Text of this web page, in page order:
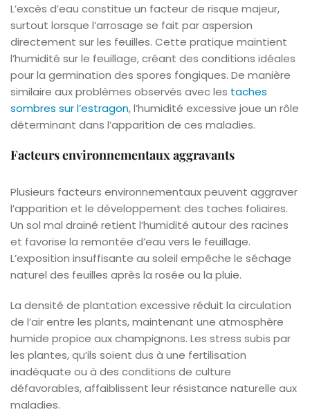
L’excès d’eau constitue un facteur de risque majeur,
surtout lorsque l’arrosage se fait par aspersion
directement sur les feuilles. Cette pratique maintient
l’humidité sur le feuillage, créant des conditions idéales
pour la germination des spores fongiques. De manière
similaire aux problèmes observés avec les taches
sombres sur l’estragon, l’humidité excessive joue un rôle
déterminant dans l’apparition de ces maladies.
Facteurs environnementaux aggravants
Plusieurs facteurs environnementaux peuvent aggraver
l’apparition et le développement des taches foliaires.
Un sol mal drainé retient l’humidité autour des racines
et favorise la remontée d’eau vers le feuillage.
L’exposition insuffisante au soleil empêche le séchage
naturel des feuilles après la rosée ou la pluie.
La densité de plantation excessive réduit la circulation
de l’air entre les plants, maintenant une atmosphère
humide propice aux champignons. Les stress subis par
les plantes, qu’ils soient dus à une fertilisation
inadéquate ou à des conditions de culture
défavorables, affaiblissent leur résistance naturelle aux
maladies.